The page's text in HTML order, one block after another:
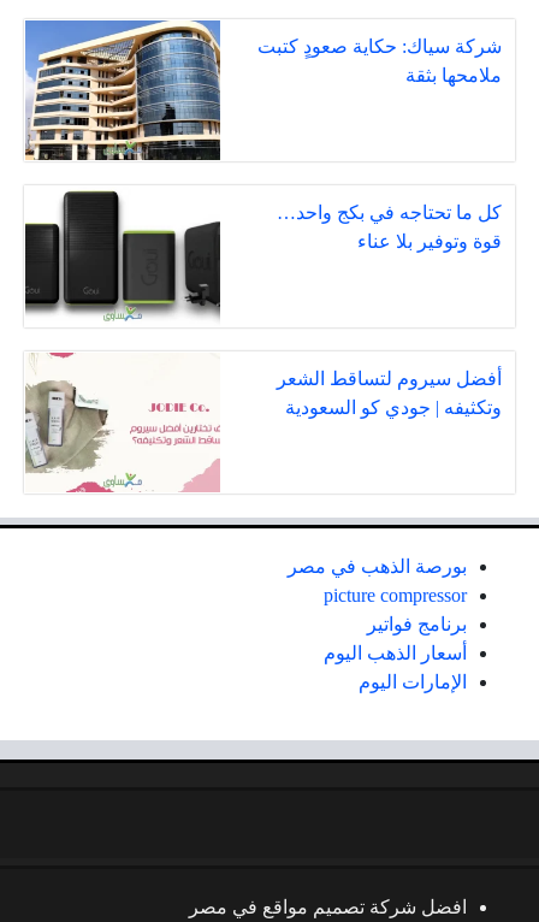
شركة سياك: حكاية صعودٍ كتبت
ملامحها بثقة
كل ما تحتاجه في بكج واحد…
قوة وتوفير بلا عناء
أفضل سيروم لتساقط الشعر
وتكثيفه | جودي كو السعودية
بورصة الذهب في مصر
picture compressor
برنامج فواتير
أسعار الذهب اليوم
الإمارات اليوم
افضل شركة تصميم مواقع في مصر